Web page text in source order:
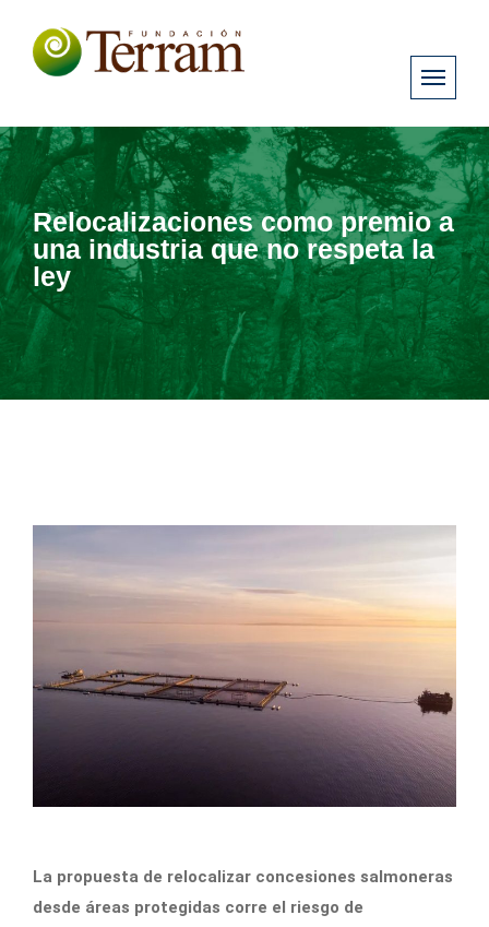
Relocalizaciones como premio a
una industria que no respeta la
ley
La propuesta de relocalizar concesiones salmoneras
desde áreas protegidas corre el riesgo de